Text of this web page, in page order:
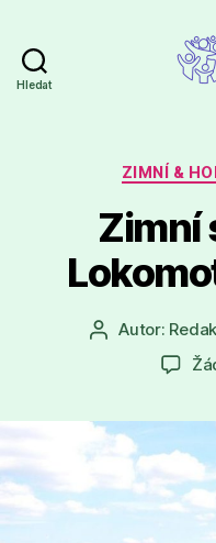
Hledat
ZIMNÍ &
Zimní
Autor
příspěvku
Autor: